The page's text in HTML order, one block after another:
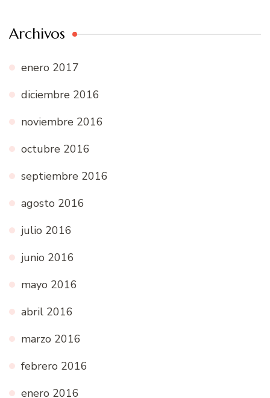
Archivos
enero 2017
diciembre 2016
noviembre 2016
octubre 2016
septiembre 2016
agosto 2016
julio 2016
junio 2016
mayo 2016
abril 2016
marzo 2016
febrero 2016
enero 2016